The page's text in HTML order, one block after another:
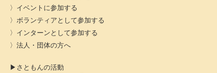
イベントに参加する
ボランティアとして参加する
インターンとして参加する
法人・団体の方へ
さともんの活動